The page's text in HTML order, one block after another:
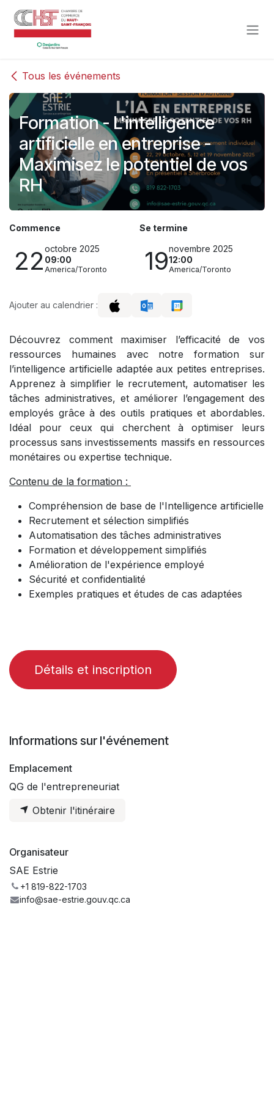
Se rendre au contenu
Tous les événements
Formation - L'intelligence
artificielle en entreprise -
Maximisez le potentiel de vos
RH
Commence
22octobre 2025
09:00
America/Toronto
Se termine
19novembre 2025
12:00
America/Toronto
Ajouter au calendrier :
Découvrez comment maximiser l’efficacité de vos
ressources humaines avec notre formation sur
l’intelligence artificielle adaptée aux petites entreprises.
Apprenez à simplifier le recrutement, automatiser les
tâches administratives, et améliorer l’engagement des
employés grâce à des outils pratiques et abordables.
Idéal pour ceux qui cherchent à optimiser leurs
processus sans investissements massifs en ressources
monétaires ou expertise technique.
Contenu de la formation :
Compréhension de base de l'Intelligence artificielle
Recrutement et sélection simplifiés
Automatisation des tâches administratives
Formation et développement simplifiés
Amélioration de l'expérience employé
Sécurité et confidentialité
Exemples pratiques et études de cas adaptées
Détails et inscription
Informations sur l'événement
Emplacement
QG de l'entrepreneuriat
Obtenir l'itinéraire
Organisateur
SAE Estrie
+1 819-822-1703
info@sae-estrie.gouv.qc.ca